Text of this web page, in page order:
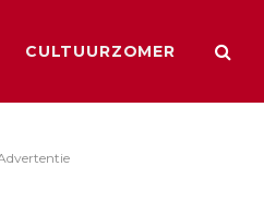
CULTUURZOMER